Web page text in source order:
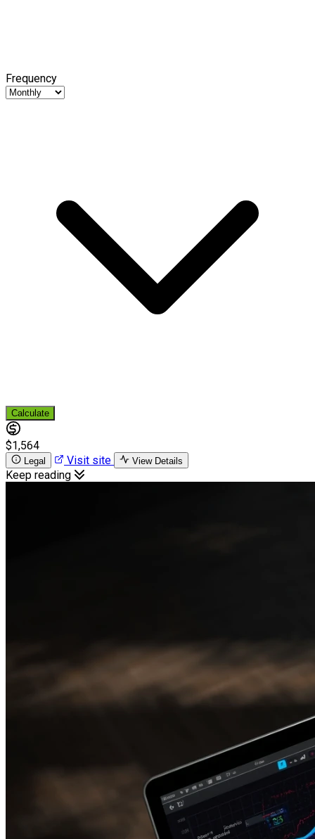
Frequency
Calculate
$1,564
Legal Visit site View Details
Keep reading